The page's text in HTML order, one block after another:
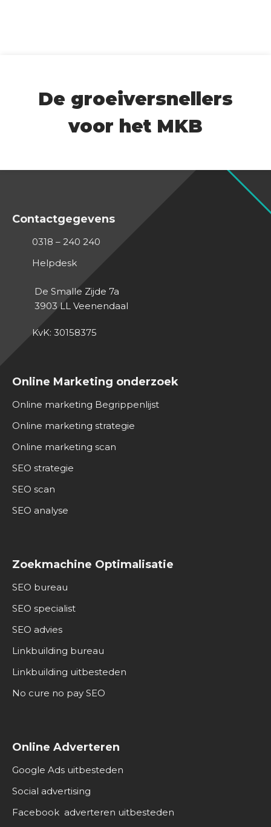
De groeiversnellers
voor het MKB
Online Marketing onderzoek
Online marketing Begrippenlijst
Online marketing strategie
Online marketing scan
SEO strategie
SEO scan
SEO analyse
Zoekmachine Optimalisatie
SEO bureau
SEO specialist
SEO advies
Linkbuilding bureau
Linkbuilding uitbesteden
No cure no pay SEO
Online Adverteren
Google Ads uitbesteden
Social advertising
Facebook adverteren uitbesteden
Contactgegevens
0318 – 240 240
Helpdesk
De Smalle Zijde 7a
3903 LL Veenendaal
KvK: 30158375